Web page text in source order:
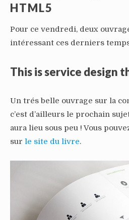
HTML5
Pour ce vendredi, deux
intéressant ces derniers
This is service design
Un trés belle ouvrage sur la
c’est d’ailleurs le prochain
aura lieu sous peu ! Vous
sur le site du livre.